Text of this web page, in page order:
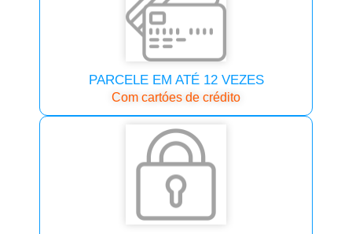
PARCELE EM ATÉ 12 VEZES
Com cartóes de crédito